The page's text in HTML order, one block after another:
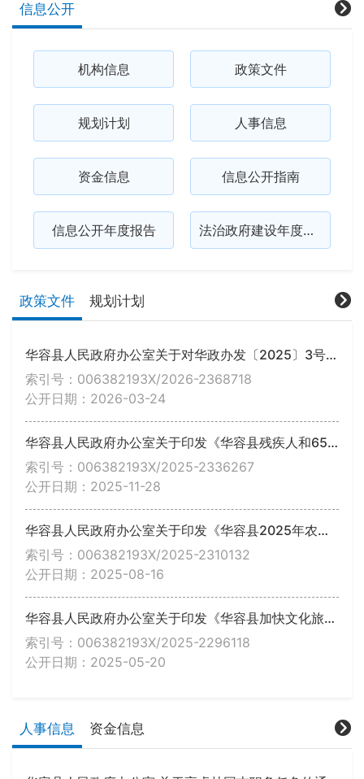
信息公开
机构信息 政策文件
规划计划 人事信息
资金信息 信息公开指南
信息公开年度报告 法治政府建设年度报告
政策文件 规划计划
华容县人民政府办公室关于对华政办发〔2025〕3号文件部分内容予以修改的通知
索引号：006382193X/2026-2368718
公开日期：2026-03-24
华容县人民政府办公室关于印发《华容县残疾人和65周岁以上老年人免费乘坐县城区公共汽车实施办法》的通知
索引号：006382193X/2025-2336267
公开日期：2025-11-28
华容县人民政府办公室关于印发《华容县2025年农作物秸秆综合利用实施方案》的通知
索引号：006382193X/2025-2310132
公开日期：2025-08-16
华容县人民政府办公室关于印发《华容县加快文化旅游产业高质量发展的若干政策措施》的通知
索引号：006382193X/2025-2296118
公开日期：2025-05-20
人事信息 资金信息